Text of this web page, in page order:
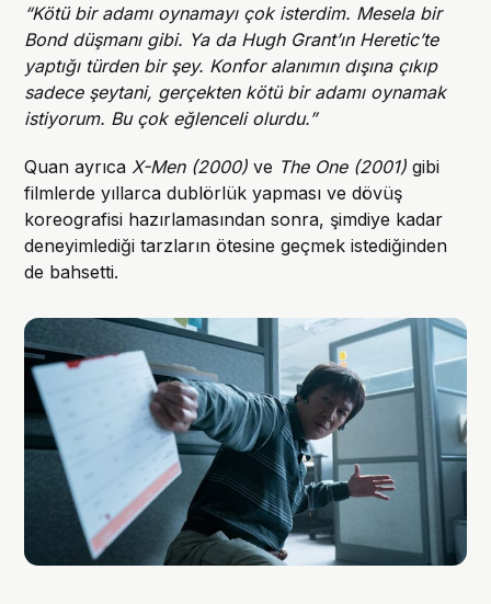
“Kötü bir adamı oynamayı çok isterdim. Mesela bir
Bond düşmanı gibi. Ya da Hugh Grant’ın Heretic’te
yaptığı türden bir şey. Konfor alanımın dışına çıkıp
sadece şeytani, gerçekten kötü bir adamı oynamak
istiyorum. Bu çok eğlenceli olurdu.”
Quan ayrıca X-Men (2000) ve The One (2001)gibi
filmlerde yıllarca dublörlük yapması ve dövüş
koreografisi hazırlamasından sonra, şimdiye kadar
deneyimlediği tarzların ötesine geçmek istediğinden
de bahsetti.